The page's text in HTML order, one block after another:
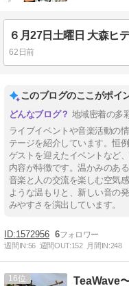
62日前
このブログのここがポイ
地域密着の多
ライブイベントや音楽活動の
テージを紹介しています。恒
ゲストを迎えたイベントなど
内容が特徴です。温かみのあ
音楽と人の交流を楽しむ空気
ような温もりと、新しい音の
みやすさを演出しています。
1572956 6
週間IN:56 週間OUT:152 月間IN:248
16 TeaWave